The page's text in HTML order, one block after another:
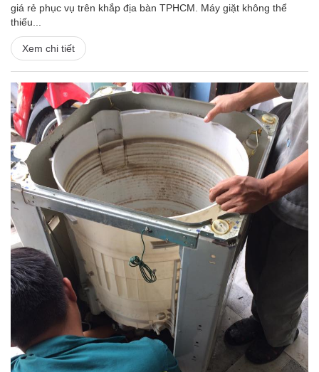
giá rẻ phục vụ trên khắp địa bàn TPHCM. Máy giặt không thể
thiếu...
Xem chi tiết